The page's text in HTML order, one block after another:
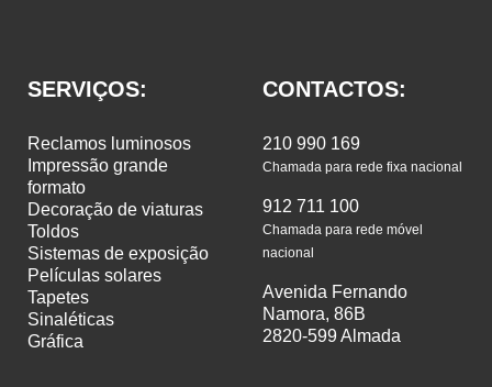
SERVIÇOS:
reclamos luminosos
formato
decoração de viaturas
toldos
sistemas de exposição
películas solares
tapetes
sinaléticas
gráfica
CONTACTOS:
210 990 169
Chamada para rede fixa nacional
912 711 100
Chamada para rede móvel
nacional
Avenida Fernando
Namora, 86B
2820-599 Almada